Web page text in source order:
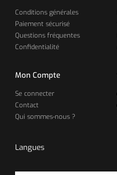
Conditions générales
Paiement sécurisé
Questions fréquentes
Confidentialité
Mon Compte
Se connecter
Contact
Qui sommes-nous ?
Langues